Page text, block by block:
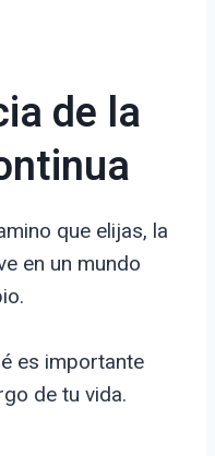
de la
que elijas, la
en un mundo
es importante
de tu vida.